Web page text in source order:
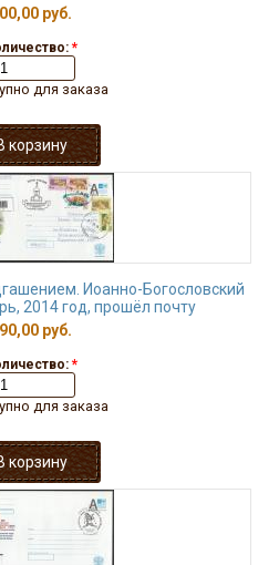
руб.
*
для заказа
Иоанно-Богословский
2014 год, прошёл почту
руб.
*
для заказа